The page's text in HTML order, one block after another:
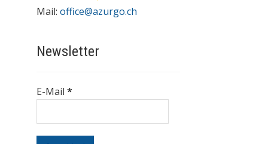
Mail:office@azurgo.ch
Newsletter
E-Mail*